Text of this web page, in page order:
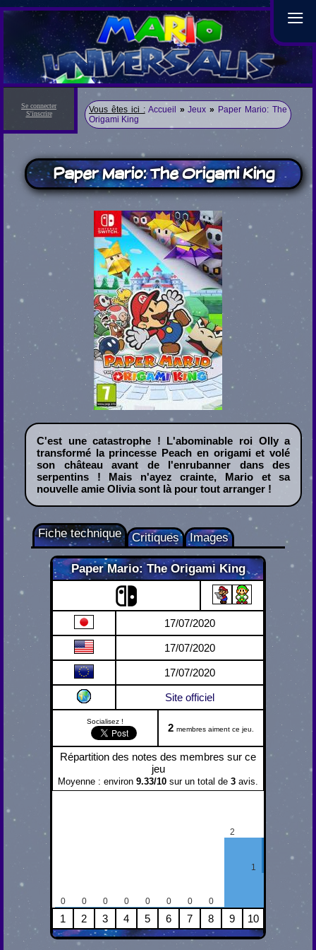
≡
Se connecter
S'inscrire
Vous êtes ici : Accueil » Jeux » Paper Mario: The
Origami King
Paper Mario: The Origami King
C'est une catastrophe ! L'abominable roi Olly a
transformé la princesse Peach en origami et volé
son château avant de l'enrubanner dans des
serpentins ! Mais n'ayez crainte, Mario et sa
nouvelle amie Olivia sont là pour tout arranger !
Paper Mario: The Origami King
Nintendo Switch
17/07/2020
17/07/2020
17/07/2020
Site officiel
Socialisez !
2 membres aiment ce jeu.
Répartition des notes des membres sur ce
jeu
Moyenne : environ 9.33/10 sur un total de 3 avis.
0 0 0 0 0 0 0 0
2
1
1 2 3 4 5 6 7 8 9 10
Fiche technique Critiques Images